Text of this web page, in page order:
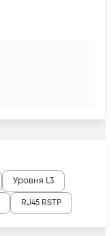
Уровня L3
RJ45 RSTP